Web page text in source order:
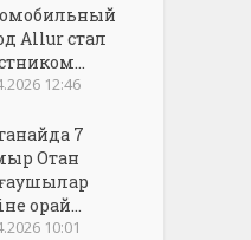
Allur стал
12:46
7
Отан
орай...
10:01